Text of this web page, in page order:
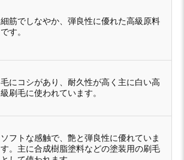
細筋でしなやか、弾良性に優れた高級原料
です。
毛にコシがあり、耐久性が高く主に白い高
級刷毛に使われています。
ソフトな感触で、艶と弾良性に優れていま
す。主に合成樹脂塗料などの塗装用の刷毛